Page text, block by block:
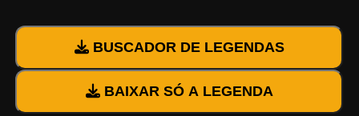
BUSCADOR DE LEGENDAS
BAIXAR SÓ A LEGENDA